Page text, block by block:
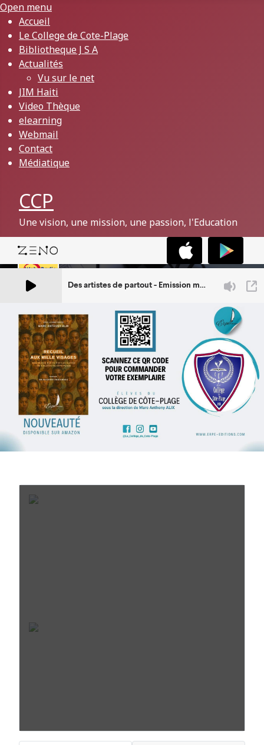
Open menu
Accueil
Le College de Cote-Plage
Bibliotheque J S A
Actualités
Vu sur le net
JIM Haiti
Video Thèque
elearning
Webmail
Contact
Médiatique
CCP
Une vision, une mission, une passion, l'Education
À Côte-Plage, l'entraide et la solidarité font partie intégrante de la vie